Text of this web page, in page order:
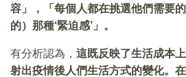
容」，「每個人都在挑選他們需要
的）那種‘緊迫感’」。
有分析認為， 這既反映了生活成本
射出疫情後人們生活方式的變化。